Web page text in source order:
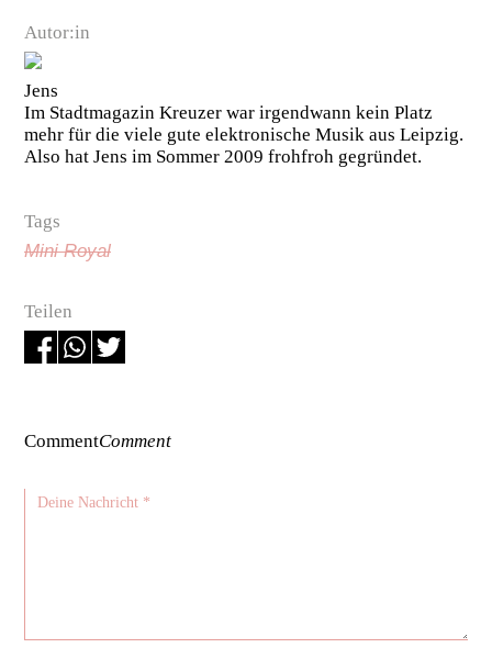
Autor:in
Jens
Im Stadtmagazin Kreuzer war irgendwann kein Platz
mehr für die viele gute elektronische Musik aus Leipzig.
Also hat Jens im Sommer 2009 frohfroh gegründet.
Tags
Mini Royal
Teilen
CommentComment